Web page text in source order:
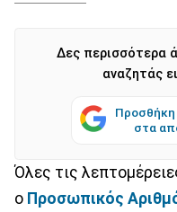
Δες περισσότερα
αναζητάς
στα
Όλες τις
ο Προσωπικός